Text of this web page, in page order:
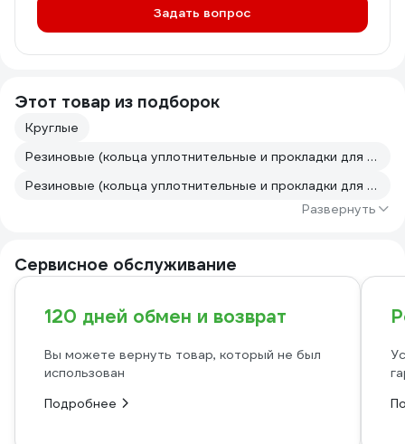
Задать вопрос
Этот товар из подборок
Круглые
Резиновые (кольца уплотнительные и прокладки для радиаторов отопления)
Резиновые (кольца уплотнительные и прокладки для радиаторов отопления)
Развернуть
Сервисное обслуживание
120 дней обмен и возврат
Вы можете вернуть товар, который не был
использован
Подробнее